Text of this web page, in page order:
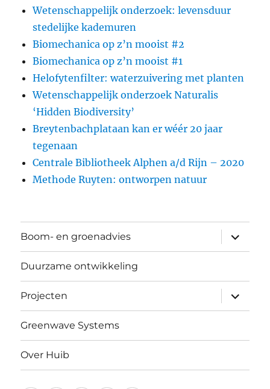
Wetenschappelijk onderzoek: levensduur
stedelijke kademuren
Biomechanica op z’n mooist #2
Biomechanica op z’n mooist #1
Helofytenfilter: waterzuivering met planten
Wetenschappelijk onderzoek Naturalis
‘Hidden Biodiversity’
Breytenbachplataan kan er wéér 20 jaar
tegenaan
Centrale Bibliotheek Alphen a/d Rijn – 2020
Methode Ruyten: ontworpen natuur
Boom- en groenadvies
Duurzame ontwikkeling
Projecten
Greenwave Systems
Over Huib